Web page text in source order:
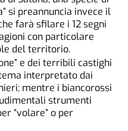
si preannuncia invece il
farà sfilare i 12 segni
con particolare
del territorio.
e dei terribili castighi
interpretato dai
mentre i biancorossi
strumenti
“volare” o per